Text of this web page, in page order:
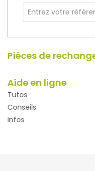
Pièces de
Aide en ligne
Tutos
Conseils
Infos